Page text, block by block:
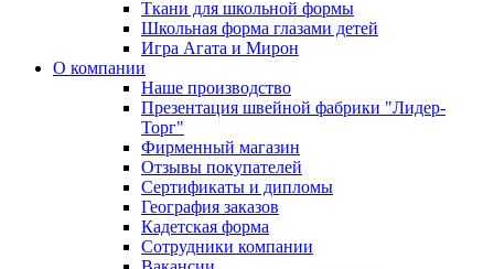
Ткани для школьной формы
Школьная форма глазами детей
Игра Агата и Мирон
О компании
Наше производство
Презентация швейной фабрики "Лидер-
Торг"
Фирменный магазин
Отзывы покупателей
Сертификаты и дипломы
География заказов
Кадетская форма
Сотрудники компании